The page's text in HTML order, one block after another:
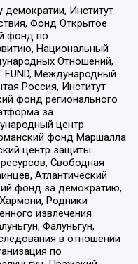
Институт
Фонд Открытое
фонд по
Национальный
Отношений,
FUND, Международный
Россия, Институт
фонд регионального
за
центр
фонд Маршалла
центр защиты
Свободная
Атлантический
фонд за демократию,
Родники
извлечения
Фалуньгун,
в отношении
по